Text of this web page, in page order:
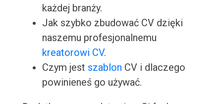
każdej branży.
Jak szybko zbudować CV dzięki
naszemu profesjonalnemu
kreatorowi CV.
Czym jest szablon CV i dlaczego
powinieneś go używać.